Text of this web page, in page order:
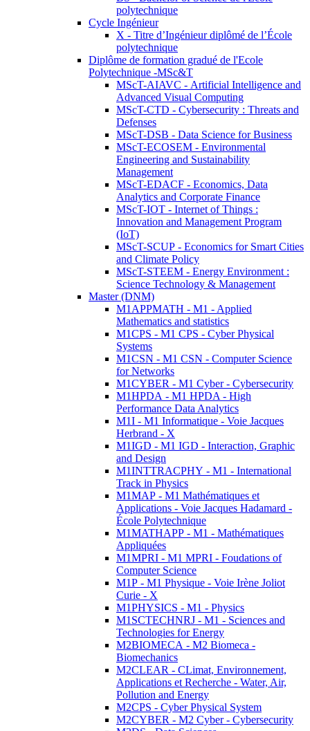
polytechnique
Cycle Ingénieur
X - Titre d’Ingénieur diplômé de l’École
polytechnique
Diplôme de formation gradué de l'Ecole
Polytechnique -MSc&T
MScT-AIAVC - Artificial Intelligence and
Advanced Visual Computing
MScT-CTD - Cybersecurity : Threats and
Defenses
MScT-DSB - Data Science for Business
MScT-ECOSEM - Environmental
Engineering and Sustainability
Management
MScT-EDACF - Economics, Data
Analytics and Corporate Finance
MScT-IOT - Internet of Things :
Innovation and Management Program
(IoT)
MScT-SCUP - Economics for Smart Cities
and Climate Policy
MScT-STEEM - Energy Environment :
Science Technology & Management
Master (DNM)
M1APPMATH - M1 - Applied
Mathematics and statistics
M1CPS - M1 CPS - Cyber Physical
Systems
M1CSN - M1 CSN - Computer Science
for Networks
M1CYBER - M1 Cyber - Cybersecurity
M1HPDA - M1 HPDA - High
Performance Data Analytics
M1I - M1 Informatique - Voie Jacques
Herbrand - X
M1IGD - M1 IGD - Interaction, Graphic
and Design
M1INTTRACPHY - M1 - International
Track in Physics
M1MAP - M1 Mathématiques et
Applications - Voie Jacques Hadamard -
École Polytechnique
M1MATHAPP - M1 - Mathématiques
Appliquées
M1MPRI - M1 MPRI - Foudations of
Computer Science
M1P - M1 Physique - Voie Irène Joliot
Curie - X
M1PHYSICS - M1 - Physics
M1SCTECHNRJ - M1 - Sciences and
Technologies for Energy
M2BIOMECA - M2 Biomeca -
Biomechanics
M2CLEAR - CLimat, Environnement,
Applications et Recherche - Water, Air,
Pollution and Energy
M2CPS - Cyber Physical System
M2CYBER - M2 Cyber - Cybersecurity